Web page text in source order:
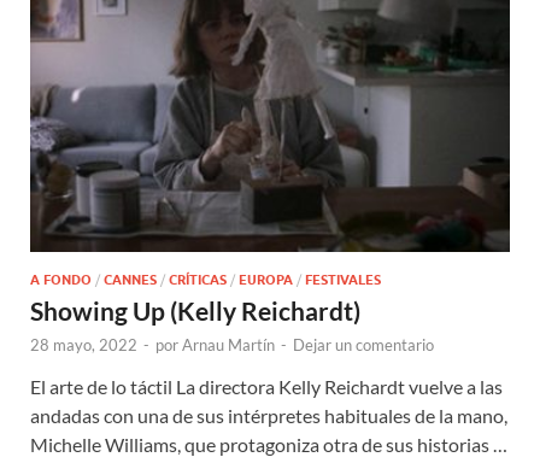
A FONDO / CANNES / CRÍTICAS / EUROPA / FESTIVALES
Showing Up (Kelly Reichardt)
28 mayo, 2022 - porArnau Martín - Dejar un comentario
El arte de lo táctil La directora Kelly Reichardt vuelve a las
andadas con una de sus intérpretes habituales de la mano,
Michelle Williams, que protagoniza otra de sus historias …